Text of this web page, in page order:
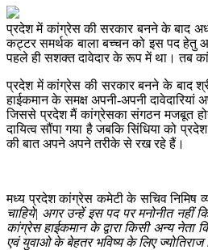
प्रदेश में कांग्रेस की सरकार बनने के बाद
कट्टर समर्थक बाला बच्चन को इस पद हेतु
पहले ही सशक्त दावेदार के रूप में था। तब
प्रदेश में कांग्रेस की सरकार बनने के बाद
हाईकमान के समक्ष अपनी-अपनी दावेदारियां
जिससे प्रदेश मैं कांग्रेसका संगठन मजबूत
दायित्व सौंपा गया है जबकि सिंधिया को
की बात अपने अपने तरीके से रख रहे हैं।
मध्य प्रदेश कांग्रेस कमेटी के सचिव निमिष
चाहिये| अगर उन्हें इस पद पर मनोनीत नहीं
कांग्रेस हाईकमान के द्वारा किसी अन्य नेता
एवं युवाओ के बेहतर भविष्य के लिए